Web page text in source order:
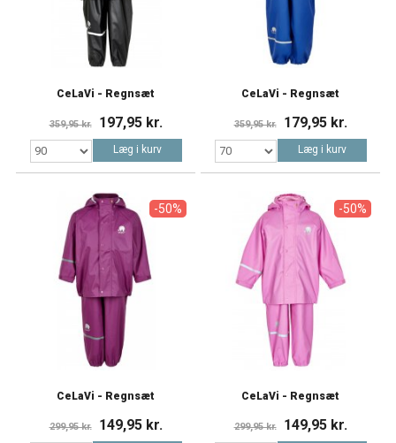
CeLaVi - Regnsæt
359,95 kr. 197,95 kr.
Læg i kurv
CeLaVi - Regnsæt
359,95 kr. 179,95 kr.
Læg i kurv
-50%
CeLaVi - Regnsæt
299,95 kr. 149,95 kr.
-50%
CeLaVi - Regnsæt
299,95 kr. 149,95 kr.